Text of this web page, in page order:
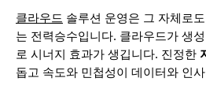
클라우드 솔루션 운영은 그 자체로
는 전력승수입니다. 클라우드가 생
로 시너지 효과가 생깁니다. 진정한
돕고 속도와 민첩성이 데이터와 인